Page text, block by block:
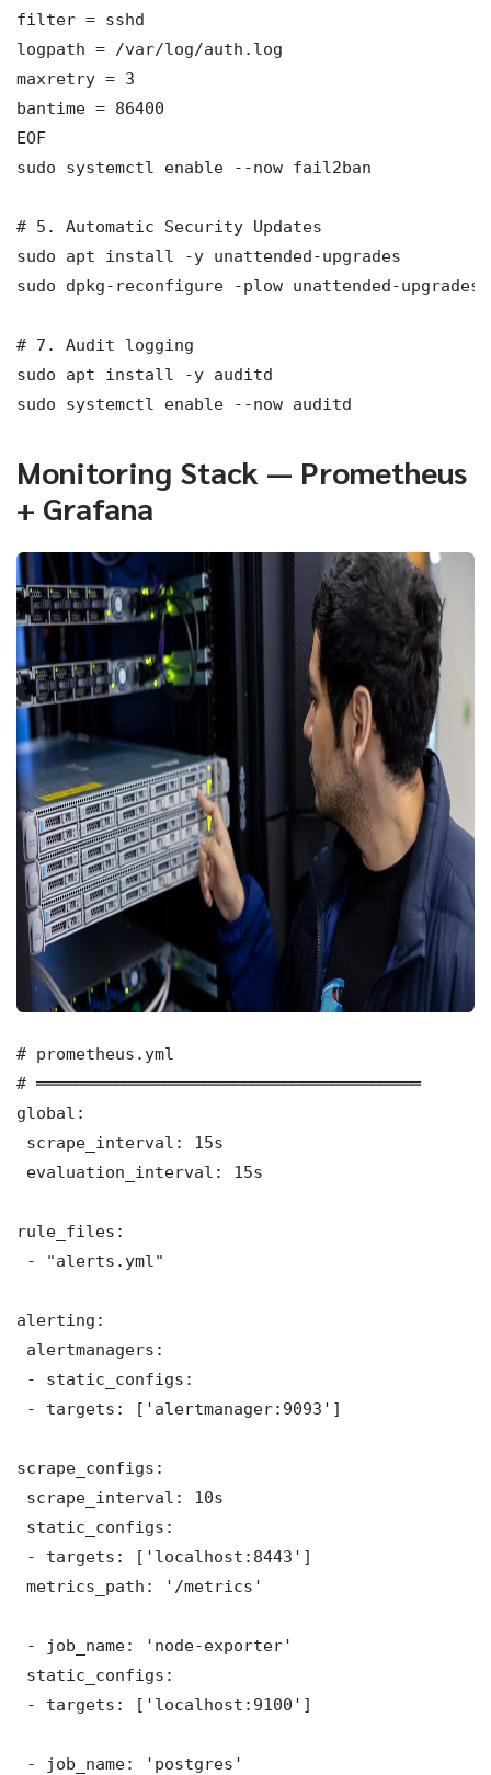
filter = sshd
logpath = /var/log/auth.log
maxretry = 3
bantime = 86400
EOF
sudo systemctl enable --now fail2ban
# 5. Automatic Security Updates
sudo apt install -y unattended-upgrades
sudo dpkg-reconfigure -plow unattended-upgrades
# 7. Audit logging
sudo apt install -y auditd
sudo systemctl enable --now auditd
Monitoring Stack — Prometheus
+ Grafana
# prometheus.yml
# ═══════════════════════════════════════
global:
scrape_interval: 15s
evaluation_interval: 15s
rule_files:
- "alerts.yml"
alerting:
alertmanagers:
- static_configs:
- targets: ['alertmanager:9093']
scrape_configs:
scrape_interval: 10s
static_configs:
- targets: ['localhost:8443']
metrics_path: '/metrics'
- job_name: 'node-exporter'
static_configs:
- targets: ['localhost:9100']
- job_name: 'postgres'